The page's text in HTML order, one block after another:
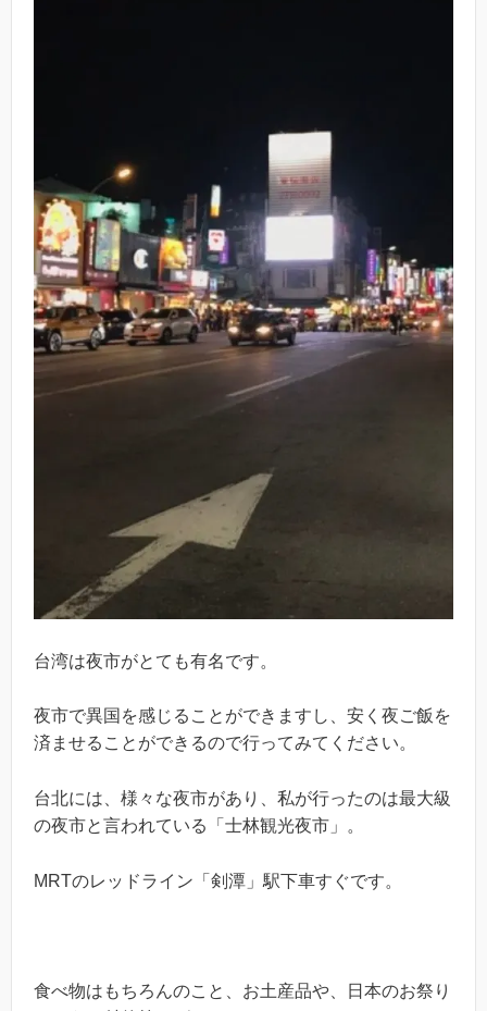
台湾は夜市がとても有名です。
夜市で異国を感じることができますし、安く夜ご飯を
済ませることができるので行ってみてください。
台北には、様々な夜市があり、私が行ったのは最大級
の夜市と言われている「士林観光夜市」。
MRTのレッドライン「剣潭」駅下車すぐです。
食べ物はもちろんのこと、お土産品や、日本のお祭り